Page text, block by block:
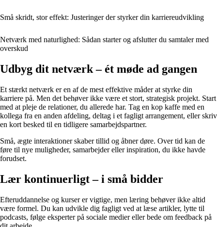
Små skridt, stor effekt: Justeringer der styrker din karriereudvikling
Netværk med naturlighed: Sådan starter og afslutter du samtaler med
overskud
Udbyg dit netværk – ét møde ad gangen
Et stærkt netværk er en af de mest effektive måder at styrke din
karriere på. Men det behøver ikke være et stort, strategisk projekt. Start
med at pleje de relationer, du allerede har. Tag en kop kaffe med en
kollega fra en anden afdeling, deltag i et fagligt arrangement, eller skriv
en kort besked til en tidligere samarbejdspartner.
Små, ægte interaktioner skaber tillid og åbner døre. Over tid kan de
føre til nye muligheder, samarbejder eller inspiration, du ikke havde
forudset.
Lær kontinuerligt – i små bidder
Efteruddannelse og kurser er vigtige, men læring behøver ikke altid
være formel. Du kan udvikle dig fagligt ved at læse artikler, lytte til
podcasts, følge eksperter på sociale medier eller bede om feedback på